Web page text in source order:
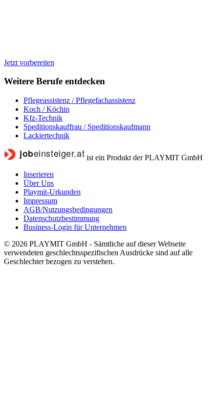
Jetzt vorbereiten
Weitere Berufe entdecken
Pflegeassistenz / Pflegefachassistenz
Koch / Köchin
Kfz-Technik
Speditionskauffrau / Speditionskaufmann
Lackiertechnik
ist ein Produkt der PLAYMIT GmbH
Inserieren
Über Uns
Playmit-Urkunden
Impressum
AGB/Nutzungsbedingungen
Datenschutzbestimmung
Business-Login für Unternehmen
© 2026 PLAYMIT GmbH - Sämtliche auf dieser Webseite
verwendeten geschlechtsspezifischen Ausdrücke sind auf alle
Geschlechter bezogen zu verstehen.